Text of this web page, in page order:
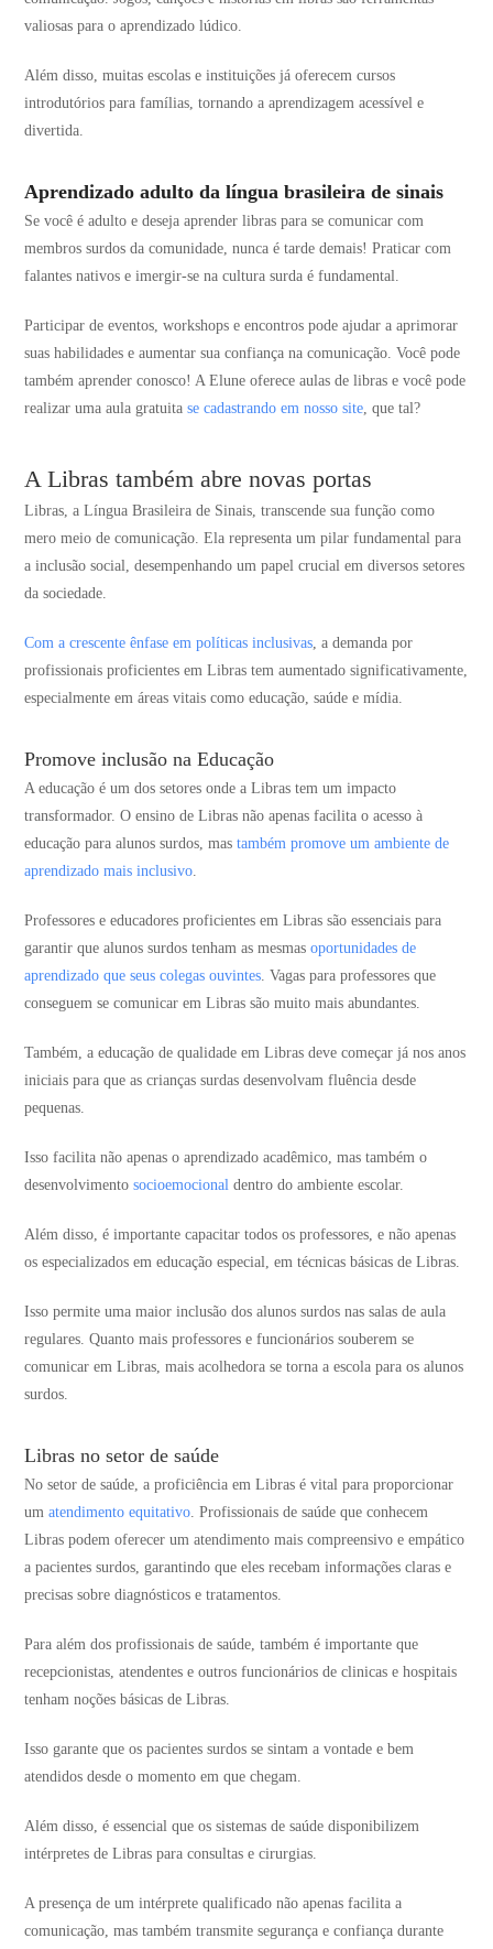
valiosas para o aprendizado lúdico.
Além disso, muitas escolas e instituições já oferecem cursos
introdutórios para famílias, tornando a aprendizagem acessível e
divertida.
Aprendizado adulto da língua brasileira de sinais
Se você é adulto e deseja aprender libras para se comunicar com
membros surdos da comunidade, nunca é tarde demais! Praticar com
falantes nativos e imergir-se na cultura surda é fundamental.
Participar de eventos, workshops e encontros pode ajudar a aprimorar
suas habilidades e aumentar sua confiança na comunicação. Você pode
também aprender conosco! A Elune oferece aulas de libras e você pode
realizar uma aula gratuita se cadastrando em nosso site, que tal?
A Libras também abre novas portas
Libras, a Língua Brasileira de Sinais, transcende sua função como
mero meio de comunicação. Ela representa um pilar fundamental para
a inclusão social, desempenhando um papel crucial em diversos setores
da sociedade.
Com a crescente ênfase em políticas inclusivas, a demanda por
profissionais proficientes em Libras tem aumentado significativamente,
especialmente em áreas vitais como educação, saúde e mídia.
Promove inclusão na Educação
A educação é um dos setores onde a Libras tem um impacto
transformador. O ensino de Libras não apenas facilita o acesso à
educação para alunos surdos, mas também promove um ambiente de
aprendizado mais inclusivo.
Professores e educadores proficientes em Libras são essenciais para
garantir que alunos surdos tenham as mesmas oportunidades de
aprendizado que seus colegas ouvintes​​. Vagas para professores que
conseguem se comunicar em Libras são muito mais abundantes.
Também, a educação de qualidade em Libras deve começar já nos anos
iniciais para que as crianças surdas desenvolvam fluência desde
pequenas.
Isso facilita não apenas o aprendizado acadêmico, mas também o
desenvolvimento socioemocional dentro do ambiente escolar.
Além disso, é importante capacitar todos os professores, e não apenas
os especializados em educação especial, em técnicas básicas de Libras.
Isso permite uma maior inclusão dos alunos surdos nas salas de aula
regulares. Quanto mais professores e funcionários souberem se
comunicar em Libras, mais acolhedora se torna a escola para os alunos
surdos.
Libras no setor de saúde
No setor de saúde, a proficiência em Libras é vital para proporcionar
um atendimento equitativo. Profissionais de saúde que conhecem
Libras podem oferecer um atendimento mais compreensivo e empático
a pacientes surdos, garantindo que eles recebam informações claras e
precisas sobre diagnósticos e tratamentos​​.
Para além dos profissionais de saúde, também é importante que
recepcionistas, atendentes e outros funcionários de clinicas e hospitais
tenham noções básicas de Libras.
Isso garante que os pacientes surdos se sintam a vontade e bem
atendidos desde o momento em que chegam.
Além disso, é essencial que os sistemas de saúde disponibilizem
intérpretes de Libras para consultas e cirurgias.
A presença de um intérprete qualificado não apenas facilita a
comunicação, mas também transmite segurança e confiança durante